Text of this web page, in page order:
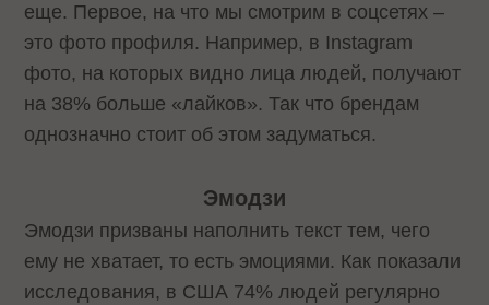
еще. Первое, на что мы смотрим в соцсетях –
это фото профиля. Например, в Instagram
фото, на которых видно лица людей, получают
на 38% больше «лайков». Так что брендам
однозначно стоит об этом задуматься.
Эмодзи
Эмодзи призваны наполнить текст тем, чего
ему не хватает, то есть эмоциями. Как показали
исследования, в США 74% людей регулярно